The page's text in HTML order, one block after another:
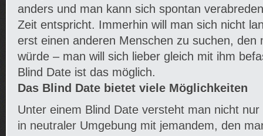
anders und man kann sich spontan
Zeit entspricht. Immerhin will man sich nicht
erst einen anderen Menschen zu suchen, den
würde – man will sich lieber gleich mit ihm
Blind Date ist das möglich.
Das Blind Date bietet viele Möglichkeiten
Unter einem Blind Date versteht man nicht
in neutraler Umgebung mit jemandem, den